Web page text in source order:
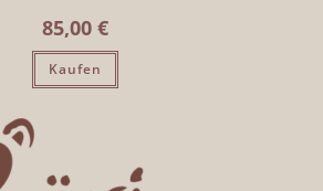
85,00 €
Kaufen